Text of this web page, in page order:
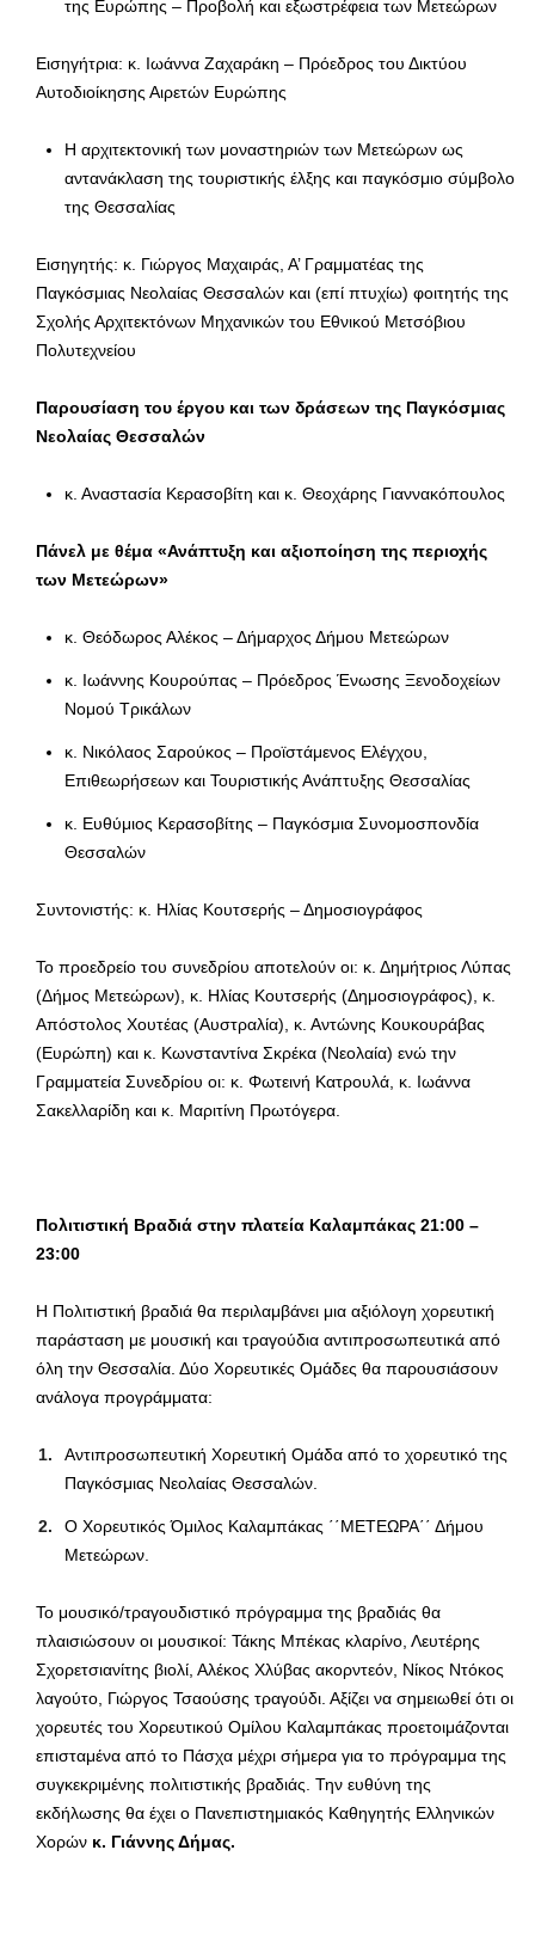
της Ευρώπης – Προβολή και εξωστρέφεια των Μετεώρων
Εισηγήτρια: κ. Ιωάννα Ζαχαράκη – Πρόεδρος του Δικτύου
Αυτοδιοίκησης Αιρετών Ευρώπης
Η αρχιτεκτονική των μοναστηριών των Μετεώρων ως
αντανάκλαση της τουριστικής έλξης και παγκόσμιο σύμβολο
της Θεσσαλίας
Εισηγητής: κ. Γιώργος Μαχαιράς, Α’ Γραμματέας της
Παγκόσμιας Νεολαίας Θεσσαλών και (επί πτυχίω) φοιτητής της
Σχολής Αρχιτεκτόνων Μηχανικών του Εθνικού Μετσόβιου
Πολυτεχνείου
Παρουσίαση του έργου και των δράσεων της Παγκόσμιας
Νεολαίας Θεσσαλών
κ. Αναστασία Κερασοβίτη και κ. Θεοχάρης Γιαννακόπουλος
Πάνελ με θέμα «Ανάπτυξη και αξιοποίηση της περιοχής
των Μετεώρων»
κ. Θεόδωρος Αλέκος – Δήμαρχος Δήμου Μετεώρων
κ. Ιωάννης Κουρούπας – Πρόεδρος Ένωσης Ξενοδοχείων
Νομού Τρικάλων
κ. Νικόλαος Σαρούκος – Προϊστάμενος Ελέγχου,
Επιθεωρήσεων και Τουριστικής Ανάπτυξης Θεσσαλίας
κ. Ευθύμιος Κερασοβίτης – Παγκόσμια Συνομοσπονδία
Θεσσαλών
Συντονιστής: κ. Ηλίας Κουτσερής – Δημοσιογράφος
Το προεδρείο του συνεδρίου αποτελούν οι: κ. Δημήτριος Λύπας
(Δήμος Μετεώρων), κ. Ηλίας Κουτσερής (Δημοσιογράφος), κ.
Απόστολος Χουτέας (Αυστραλία), κ. Αντώνης Κουκουράβας
(Ευρώπη) και κ. Κωνσταντίνα Σκρέκα (Νεολαία) ενώ την
Γραμματεία Συνεδρίου οι: κ. Φωτεινή Κατρουλά, κ. Ιωάννα
Σακελλαρίδη και κ. Μαριτίνη Πρωτόγερα.
Πολιτιστική Βραδιά στην πλατεία Καλαμπάκας 21:00 –
23:00
Η Πολιτιστική βραδιά θα περιλαμβάνει μια αξιόλογη χορευτική
παράσταση με μουσική και τραγούδια αντιπροσωπευτικά από
όλη την Θεσσαλία. Δύο Χορευτικές Ομάδες θα παρουσιάσουν
ανάλογα προγράμματα:
Αντιπροσωπευτική Χορευτική Ομάδα από το χορευτικό της
Παγκόσμιας Νεολαίας Θεσσαλών.
Ο Χορευτικός Όμιλος Καλαμπάκας ΄΄ΜΕΤΕΩΡΑ΄΄ Δήμου
Μετεώρων.
Το μουσικό/τραγουδιστικό πρόγραμμα της βραδιάς θα
πλαισιώσουν οι μουσικοί: Τάκης Μπέκας κλαρίνο, Λευτέρης
Σχορετσιανίτης βιολί, Αλέκος Χλύβας ακορντεόν, Νίκος Ντόκος
λαγούτο, Γιώργος Τσαούσης τραγούδι. Αξίζει να σημειωθεί ότι οι
χορευτές του Χορευτικού Ομίλου Καλαμπάκας προετοιμάζονται
επισταμένα από το Πάσχα μέχρι σήμερα για το πρόγραμμα της
συγκεκριμένης πολιτιστικής βραδιάς. Την ευθύνη της
εκδήλωσης θα έχει ο Πανεπιστημιακός Καθηγητής Ελληνικών
Χορών κ. Γιάννης Δήμας.